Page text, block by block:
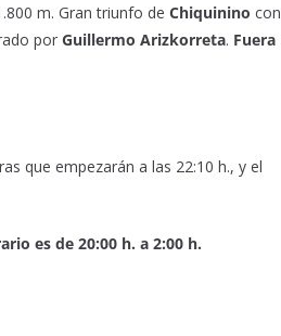
m. Gran triunfo de Chiquinino
por Guillermo Arizkorreta. Fuera
que empezarán a las 22:10 h., y el
es de 20:00 h. a 2:00 h.